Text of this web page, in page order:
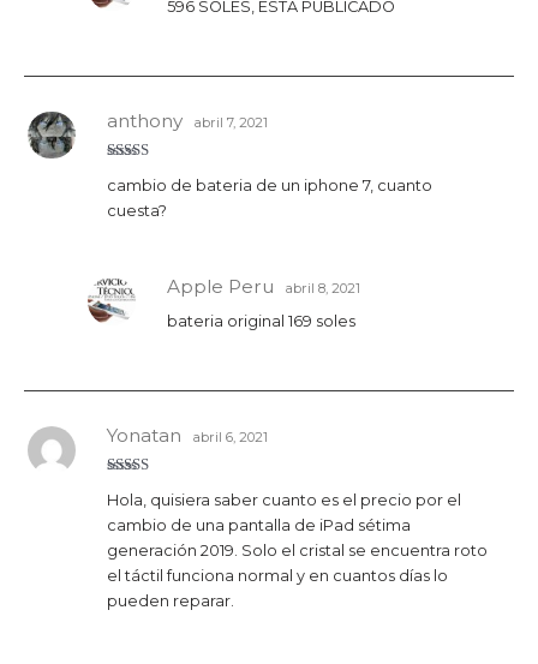
596 SOLES, ESTA PUBLICADO
do con
anthony abril 7, 2021
cambio de bateria de un iphone 7, cuanto
cuesta?
Apple Peru abril 8, 2021
bateria original 169 soles
con5de 5
Yonatan abril 6, 2021
Hola, quisiera saber cuanto es el precio por el
cambio de una pantalla de iPad sétima
generación 2019. Solo el cristal se encuentra roto
el táctil funciona normal y en cuantos días lo
pueden reparar.